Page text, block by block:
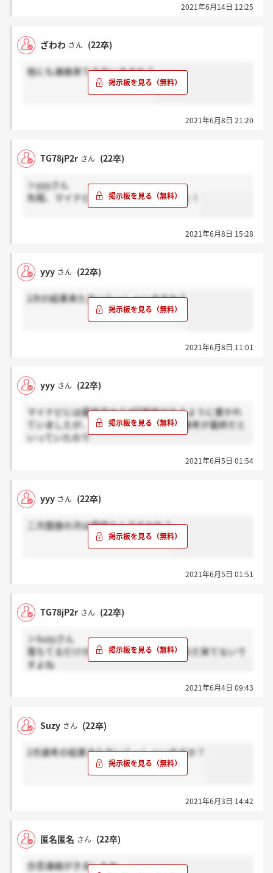
2021年6月14日 12:25
ざわわ さん (22卒)
他にも連絡来てる方いますか？
2021年6月8日 21:20
TG78jP2r さん (22卒)
＞yyyさん
先程、マイナビに結果連絡が来てました！
2021年6月8日 15:28
yyy さん (22卒)
2次の結果来た方いらっしゃいますか？
2021年6月8日 11:01
yyy さん (22卒)
マイナビには最終含めて4回面接があるように書かれ
ていましたが、二次面接の最後に次の選考が最終だと
いっていたので
2021年6月5日 01:54
yyy さん (22卒)
二次面接の次は最終なんですかね？
2021年6月5日 01:51
TG78jP2r さん (22卒)
＞Suzyさん
落ちてるだけかもしれませんが、多分まだ来てないで
すよね
2021年6月4日 09:43
Suzy さん (22卒)
2次選考の結果きた方いらっしゃいますか？
2021年6月3日 14:42
匿名匿名 さん (22卒)
合否連絡がきましたね。